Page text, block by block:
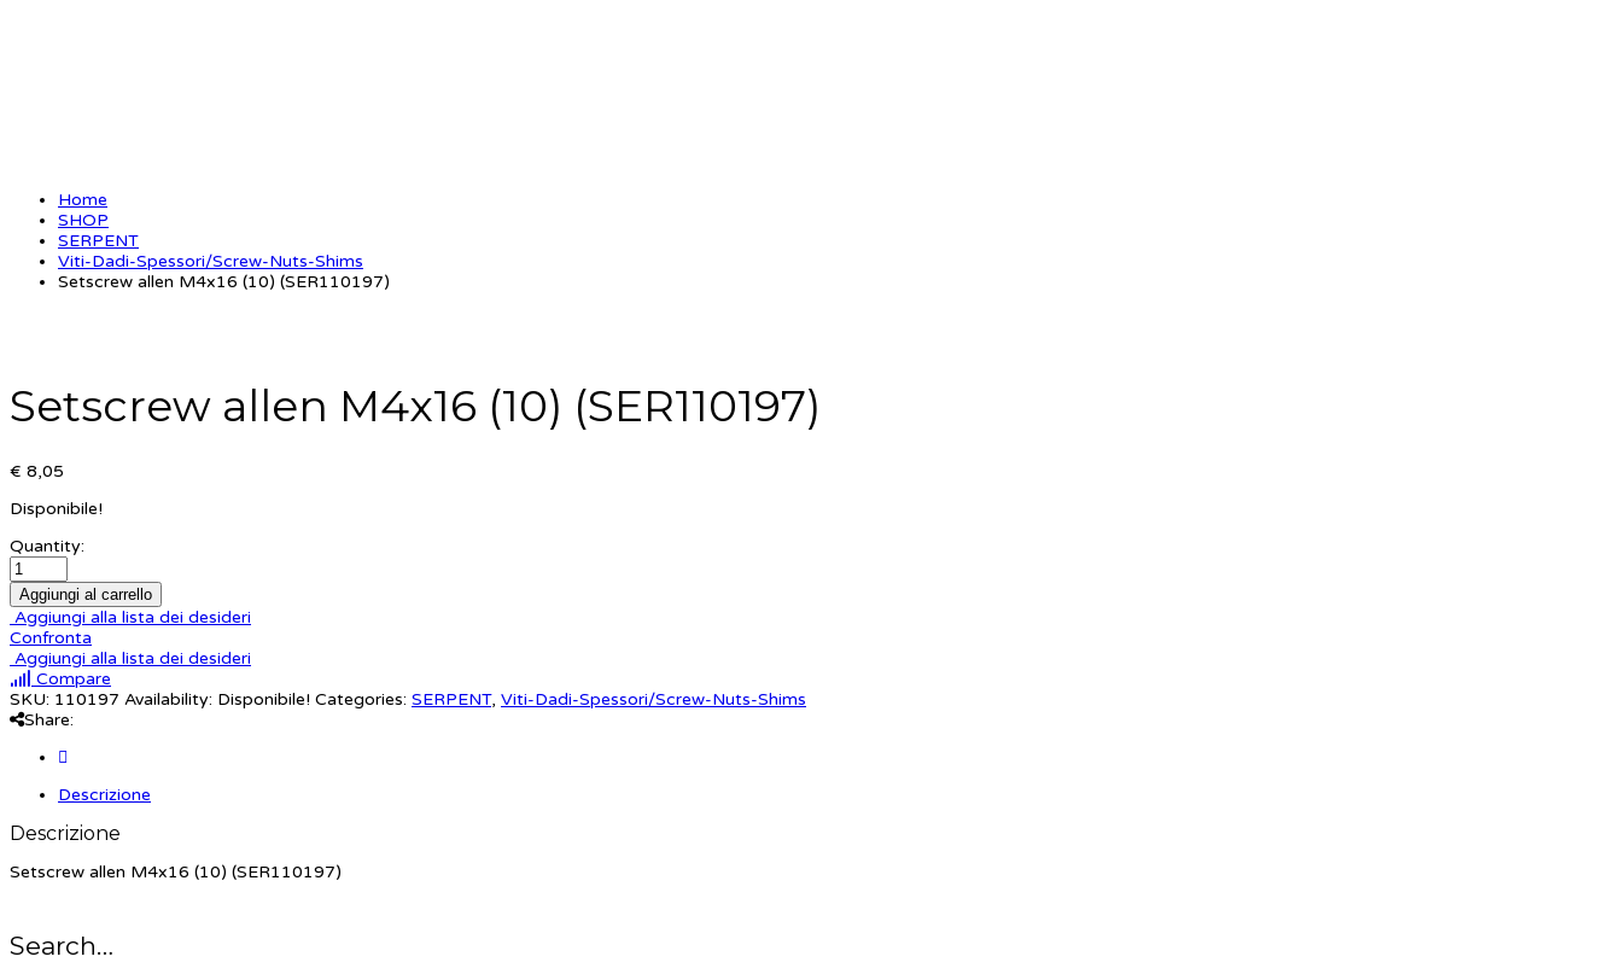
Home
SHOP
SERPENT
Viti-Dadi-Spessori/Screw-Nuts-Shims
Setscrew allen M4x16 (10) (SER110197)
Setscrew allen M4x16 (10) (SER110197)
€ 8,05
Disponibile!
Quantity:
Aggiungi al carrello
Aggiungi alla lista dei desideri
Confronta
Aggiungi alla lista dei desideri
Compare
SKU: 110197 Availability: Disponibile! Categories: SERPENT, Viti-Dadi-Spessori/Screw-Nuts-Shims
Share:
Descrizione
Descrizione
Setscrew allen M4x16 (10) (SER110197)
Search…